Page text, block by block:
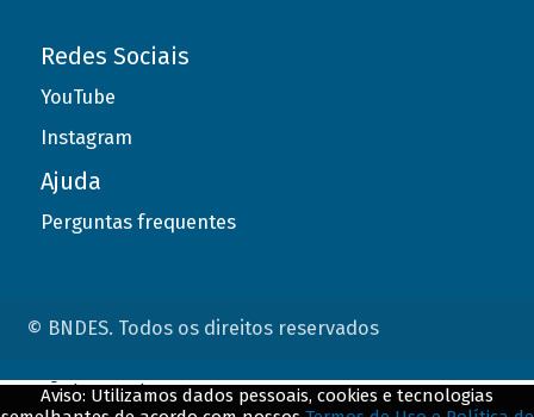
Redes Sociais
YouTube
Instagram
Ajuda
Perguntas frequentes
© BNDES. Todos os direitos reservados
Aviso: Utilizamos dados pessoais, cookies e tecnologias
ConteÃºdo complementar